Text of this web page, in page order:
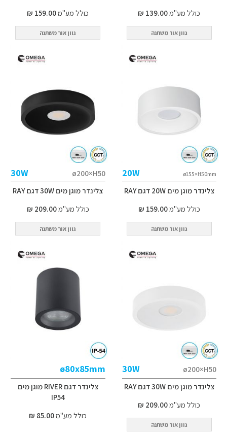
כולל מע"מ139.00 ₪
גוון אור משתנה
כולל מע"מ159.00 ₪
גוון אור משתנה
ø155×H50mm
20W
צלינדר מוגן מים 20W דגם RAY
כולל מע"מ159.00 ₪
גוון אור משתנה
ø200×H50
30W
צלינדר מוגן מים 30W דגם RAY
כולל מע"מ209.00 ₪
גוון אור משתנה
ø200×H50
30W
צלינדר מוגן מים 30W דגם RAY
כולל מע"מ209.00 ₪
גוון אור משתנה
ø80x85mm
צלינדר דגם RIVER מוגן מים
IP54
כולל מע"מ85.00 ₪